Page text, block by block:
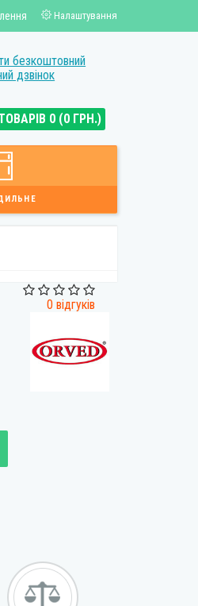
Налаштування
безкоштовний
дзвінок
0 (0 ГРН.)
0 відгуків